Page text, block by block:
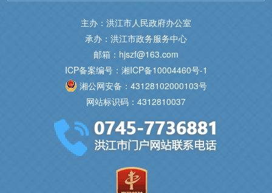
主办：洪江市人民政府办公室
承办：洪江市政务服务中心
邮箱：hjszf@163.com
ICP备案编号：湘ICP备10004460号-1
湘公网安备：43128102000103号
网站标识码：4312810037